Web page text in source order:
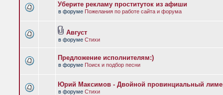
Уберите рекламу проституток из афиши
в форуме Пожелания по работе сайта и форума
Август
в форуме Стихи
Предложение исполнителям:)
в форуме Поиск и подбор песни
Юрий Максимов - Двойной провинциальный
в форуме Стихи